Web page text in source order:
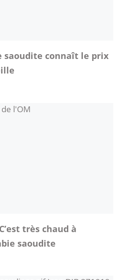
saoudite connaît le prix
très chaud à
saoudite